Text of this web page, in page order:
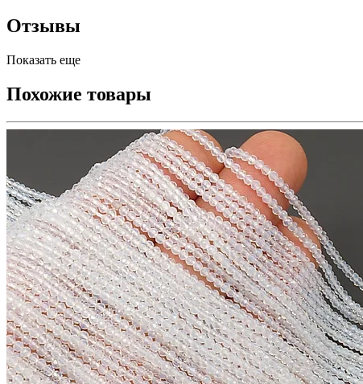
Отзывы
Показать еще
Похожие товары